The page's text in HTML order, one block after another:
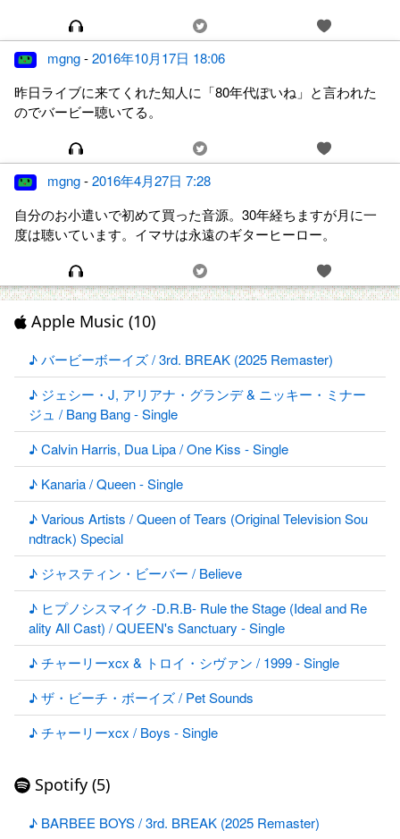
mgng-2016年10月17日 18:06
昨日ライブに来てくれた知人に「80年代ぽいね」と言われた
のでバービー聴いてる。
mgng-2016年4月27日 7:28
自分のお小遣いで初めて買った音源。30年経ちますが月に一
度は聴いています。イマサは永遠のギターヒーロー。
Apple Music (10)
♪ バービーボーイズ / 3rd. BREAK (2025 Remaster)
♪ ジェシー・J, アリアナ・グランデ & ニッキー・ミナー
ジュ / Bang Bang - Single
♪ Calvin Harris, Dua Lipa / One Kiss - Single
♪ Kanaria / Queen - Single
♪ Various Artists / Queen of Tears (Original Television Sou
ndtrack) Special
♪ ジャスティン・ビーバー / Believe
♪ ヒプノシスマイク -D.R.B- Rule the Stage (Ideal and Re
ality All Cast) / QUEEN's Sanctuary - Single
♪ チャーリーxcx & トロイ・シヴァン / 1999 - Single
♪ ザ・ビーチ・ボーイズ / Pet Sounds
♪ チャーリーxcx / Boys - Single
Spotify (5)
♪ BARBEE BOYS / 3rd. BREAK (2025 Remaster)